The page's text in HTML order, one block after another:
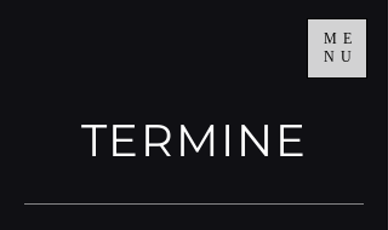
ME
NU
TERMINE